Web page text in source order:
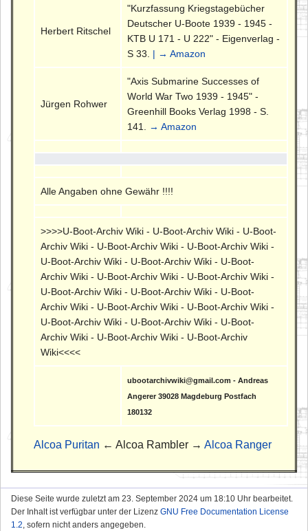
Herbert Ritschel
"Kurzfassung Kriegstagebücher
Deutscher U-Boote 1939 - 1945 -
KTB U 171 - U 222" - Eigenverlag -
S 33. | → Amazon
Jürgen Rohwer
"Axis Submarine Successes of
World War Two 1939 - 1945" -
Greenhill Books Verlag 1998 - S.
141.
→ Amazon
Alle Angaben ohne Gewähr !!!!
>>>>U-Boot-Archiv Wiki - U-Boot-Archiv Wiki - U-Boot-
Archiv Wiki - U-Boot-Archiv Wiki - U-Boot-Archiv Wiki -
U-Boot-Archiv Wiki - U-Boot-Archiv Wiki - U-Boot-
Archiv Wiki - U-Boot-Archiv Wiki - U-Boot-Archiv Wiki -
U-Boot-Archiv Wiki - U-Boot-Archiv Wiki - U-Boot-
Archiv Wiki - U-Boot-Archiv Wiki - U-Boot-Archiv Wiki -
U-Boot-Archiv Wiki - U-Boot-Archiv Wiki - U-Boot-
Archiv Wiki - U-Boot-Archiv Wiki - U-Boot-Archiv
Wiki<<<<
ubootarchivwiki@gmail.com - Andreas
Angerer 39028 Magdeburg Postfach
180132
Alcoa Puritan ← Alcoa Rambler → Alcoa Ranger
Diese Seite wurde zuletzt am 23. September 2024 um 18:10 Uhr bearbeitet.
Der Inhalt ist verfügbar unter der Lizenz GNU Free Documentation License
1.2, sofern nicht anders angegeben.